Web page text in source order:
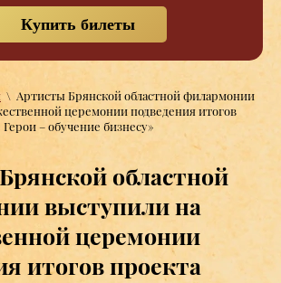
Купить билеты
\ Артисты Брянской областной филармонии
церемонии подведения итогов
– обучение бизнесу»
областной
выступили на
церемонии
итогов проекта